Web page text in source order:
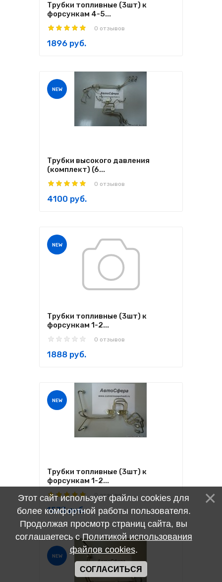
Трубки топливные (3шт) к
форсункам 4-5...
0 отзывов
1896 руб.
NEW
Трубки высокого давления
(комплект) (6...
0 отзывов
4100 руб.
NEW
Трубки топливные (3шт) к
форсункам 1-2...
0 отзывов
1888 руб.
NEW
Трубки топливные (3шт) к
форсункам 1-2...
0 отзывов
1573 руб.
NEW
Этот сайт использует файлы cookies для
более комфортной работы пользователя.
Продолжая просмотр страниц сайта, вы
соглашаетесь сПолитикой использования
файлов cookies.
СОГЛАСИТЬСЯ